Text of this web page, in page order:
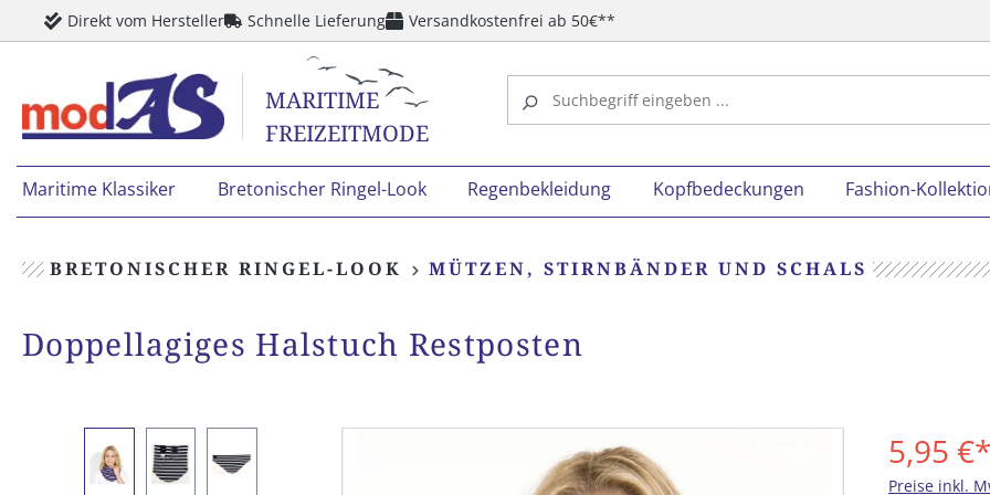
Zur Hauptnavigation springen
Direkt vom Hersteller Schnelle Lieferung Versandkostenfrei ab 50€**
MARITIME
FREIZEITMODE
Maritime Klassiker Bretonischer Ringel-Look Regenbekleidung Kopfbedeckungen Fashion-
BRETONISCHER RINGEL-LOOK MÜTZEN, STIRNBÄNDER UND SCHALS
Doppellagiges Halstuch Restposten
5,95 €*
Preise inkl.